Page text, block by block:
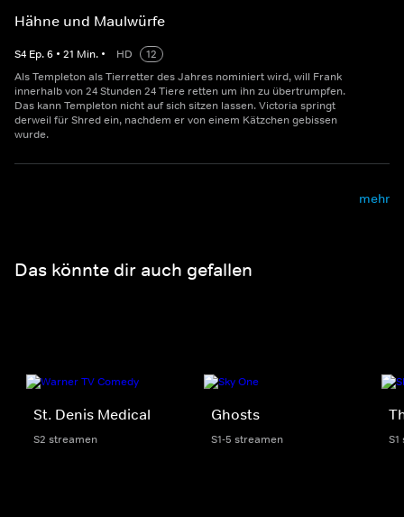
Hähne und Maulwürfe
S4 Ep.6 • 21 Min. • HD
12
Als Templeton als Tierretter des Jahres nominiert wird, will Frank
innerhalb von 24 Stunden 24 Tiere retten um ihn zu übertrumpfen.
Das kann Templeton nicht auf sich sitzen lassen. Victoria springt
derweil für Shred ein, nachdem er von einem Kätzchen gebissen
wurde.
mehr
Das könnte dir auch gefallen
St. Denis Medical
S2 streamen
Ghosts
S1-5 streamen